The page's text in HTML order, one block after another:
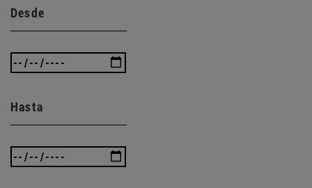
Desde
Hasta